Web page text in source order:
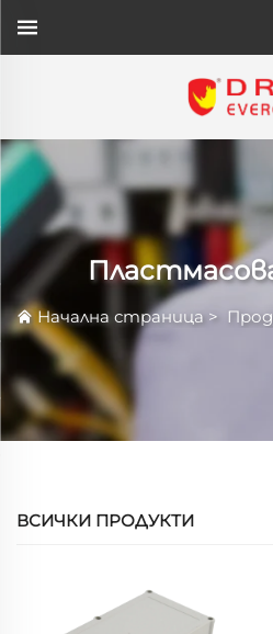
Начална страница>
ВСИЧКИ ПРОДУКТИ